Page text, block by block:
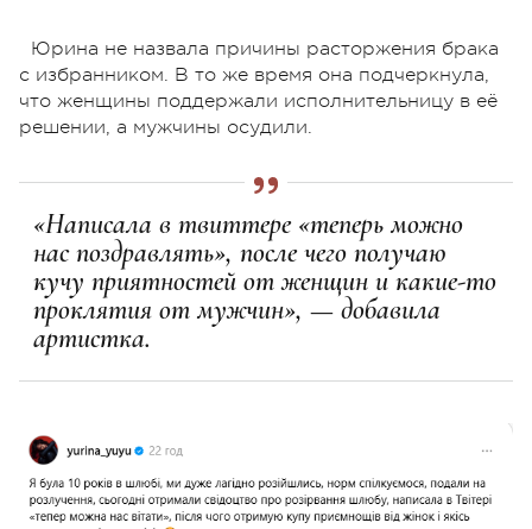
Юрина не назвала причины расторжения брака
с избранником. В то же время она подчеркнула,
что женщины поддержали исполнительницу в её
решении, а мужчины осудили.
«Написала в твиттере «теперь можно
нас поздравлять», после чего получаю
кучу приятностей от женщин и какие-то
проклятия от мужчин», — добавила
артистка.